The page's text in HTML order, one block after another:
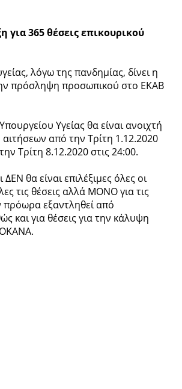
για 365 θέσεις επικουρικού
λόγω της πανδημίας, δίνει η
πρόσληψη προσωπικού στο ΕΚΑΒ
Υγείας θα είναι ανοιχτή
αιτήσεων από την Τρίτη 1.12.2020
Τρίτη 8.12.2020 στις 24:00.
ΔΕΝ θα είναι επιλέξιμες όλες οι
τις θέσεις αλλά ΜΟΝΟ για τις
πρόωρα εξαντληθεί από
και για θέσεις για την κάλυψη